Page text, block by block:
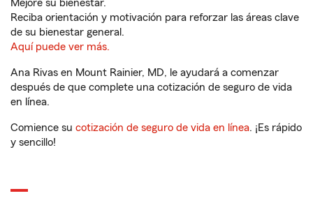
Mejore su bienestar.
Reciba orientación y motivación para reforzar las áreas clave
de su bienestar general.
Aquí puede ver más.
Ana Rivas en Mount Rainier, MD, le ayudará a comenzar
después de que complete una cotización de seguro de vida
en línea.
Comience su cotización de seguro de vida en línea. ¡Es rápido
y sencillo!